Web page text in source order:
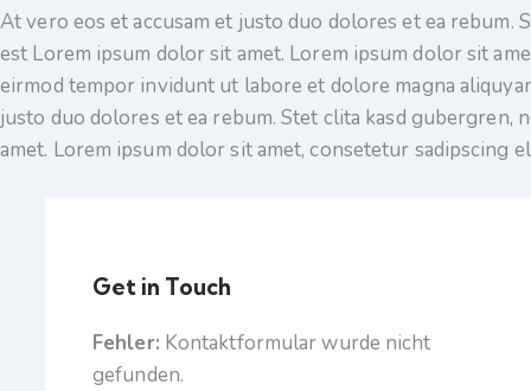
At vero eos et accusam et justo duo dolores et ea rebum.
est Lorem ipsum dolor sit amet. Lorem ipsum dolor sit
eirmod tempor invidunt ut labore et dolore magna
justo duo dolores et ea rebum. Stet clita kasd gubergren,
amet. Lorem ipsum dolor sit amet, consetetur sadipscing
Get in Touch
Fehler: Kontaktformular wurde nicht
gefunden.